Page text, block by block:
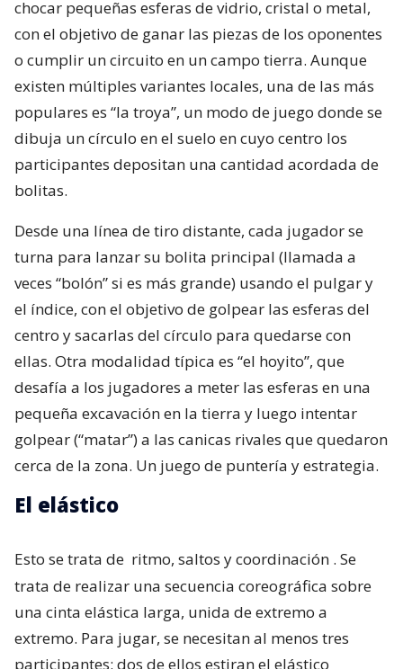
chocar pequeñas esferas de vidrio, cristal o metal,
con el objetivo de ganar las piezas de los oponentes
o cumplir un circuito en un campo tierra. Aunque
existen múltiples variantes locales, una de las más
populares es “la troya”, un modo de juego donde se
dibuja un círculo en el suelo en cuyo centro los
participantes depositan una cantidad acordada de
bolitas.
Desde una línea de tiro distante, cada jugador se
turna para lanzar su bolita principal (llamada a
veces “bolón” si es más grande) usando el pulgar y
el índice, con el objetivo de golpear las esferas del
centro y sacarlas del círculo para quedarse con
ellas. Otra modalidad típica es “el hoyito”, que
desafía a los jugadores a meter las esferas en una
pequeña excavación en la tierra y luego intentar
golpear (“matar”) a las canicas rivales que quedaron
cerca de la zona. Un juego de puntería y estrategia.
El elástico
Esto se trata de ritmo, saltos y coordinación . Se
trata de realizar una secuencia coreográfica sobre
una cinta elástica larga, unida de extremo a
extremo. Para jugar, se necesitan al menos tres
participantes: dos de ellos estiran el elástico